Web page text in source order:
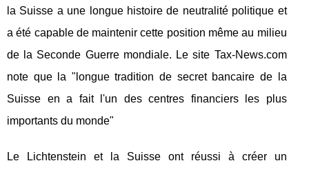
la Suisse a une longue histoire de neutralité politique et
a été capable de maintenir cette position même au milieu
de la Seconde Guerre mondiale. Le site Tax-News.com
note que la "longue tradition de secret bancaire de la
Suisse en a fait l'un des centres financiers les plus
importants du monde"
Le Lichtenstein et la Suisse ont réussi à créer un